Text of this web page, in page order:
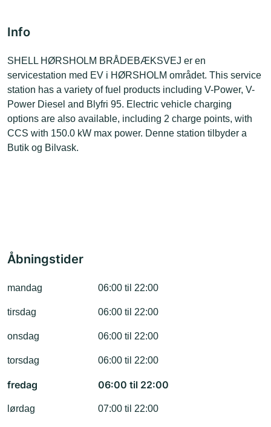
Info
SHELL HØRSHOLM BRÅDEBÆKSVEJ er en
servicestation med EV i HØRSHOLM området. This service
station has a variety of fuel products including V-Power, V-
Power Diesel and Blyfri 95. Electric vehicle charging
options are also available, including 2 charge points, with
CCS with 150.0 kW max power. Denne station tilbyder a
Butik og Bilvask.
Åbningstider
mandag 06:00 til 22:00
tirsdag 06:00 til 22:00
onsdag 06:00 til 22:00
torsdag 06:00 til 22:00
fredag 06:00 til 22:00
lørdag 07:00 til 22:00